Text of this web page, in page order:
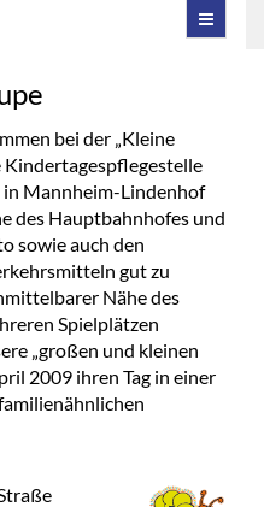
bei der „Kleine
Kindertagespflegestelle
in Mannheim-Lindenhof
des Hauptbahnhofes und
sowie auch den
gut zu
Nähe des
Spielplätzen
„großen und kleinen
2009 ihren Tag in einer